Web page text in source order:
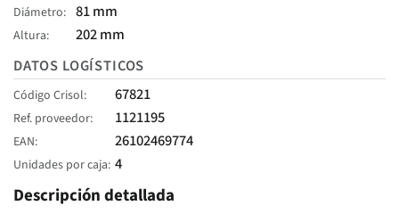
Diámetro 81 mm
Altura
202 mm
DATOS LOGÍSTICOS
Código Crisol 67821
Ref. proveedor 1121195
EAN 26102469774
Unidades por caja 4
Descripción detallada